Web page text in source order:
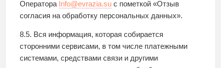
Оператора Info@evrazia.su с пометкой «Отзыв
согласия на обработку персональных данных».
8.5. Вся информация, которая собирается
сторонними сервисами, в том числе платежными
системами, средствами связи и другими